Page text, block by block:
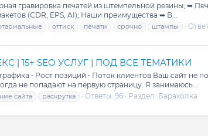
гравировка печатей из штемпельной резины; ➥
(CDR, EPS, AI); Наши преимущества ➥ В...
оттиск печати срочно штампы
| 15+ SEO УСЛУГ | ПОД ВСЕ ТЕМАТИКИ
• Рост позиций • Поток клиентов Ваш сайт не
не попадают на первую страницу. Я занимаюсь...
сайта раскрутка Ответы: 96 Раздел: Барахолка